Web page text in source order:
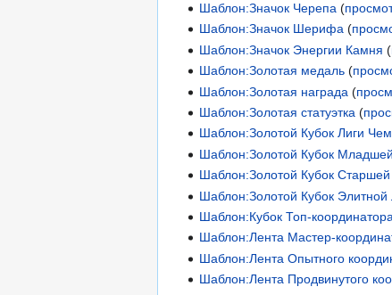
Шаблон:Значок Черепа (
Шаблон:Значок Шерифа (
Шаблон:Значок Энергии Камня (
Шаблон:Золотая медаль (
Шаблон:Золотая награда (
Шаблон:Золотая статуэтка (
Шаблон:Золотой Кубок Лиги
Шаблон:Золотой Кубок
Шаблон:Золотой Кубок
Шаблон:Золотой Кубок
Шаблон:Кубок Топ-координатора
Шаблон:Лента Мастер-
Шаблон:Лента Опытного
Шаблон:Лента Продвинутого